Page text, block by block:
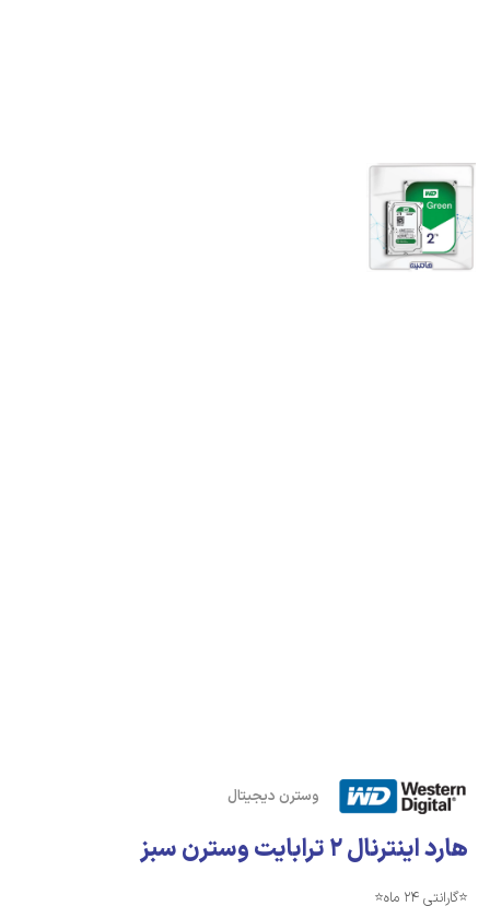
وسترن دیجیتال
هارد اینترنال 2 ترابایت وسترن سبز
⭐️گارانتی 24 ماه⭐️